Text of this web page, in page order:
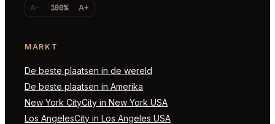
A- 100% A+
MARKT
De beste plaatsen in de wereld
De beste plaatsen in Amerika
New York CityCity in New York USA
Los AngelesCity in Los Angeles USA